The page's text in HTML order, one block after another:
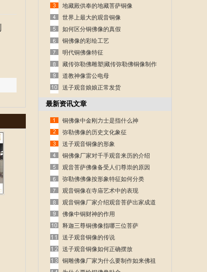
地藏殿供奉的地藏菩萨铜像
世界上最大的观音铜像
如何区分铜佛像的真假
铜佛像的彩绘工艺
明代铜佛像特征
藏传弥勒佛雕塑|藏传弥勒佛铜像制作
道教神像雷公电母
送子观音娘娘正常发货
最新资讯文章
铜佛像中金刚力士是指什么神
弥勒佛像的历史文化象征
送子观音铜像的形象
铜佛像厂家对千手观音来历的介绍
观音菩萨佛像备受人们尊崇的原因
弥勒佛佛像按形象特征如何分类
观音铜像在寺庙艺术中的表现
观音铜像厂家介绍观音菩萨出家成道
的故事
佛像中铜财神的作用
释迦三尊铜佛像指哪三位菩萨
送子观音铜像的传说
送子观音铜像如何正确摆放
铜雕佛像厂家为什么要制作如来佛祖